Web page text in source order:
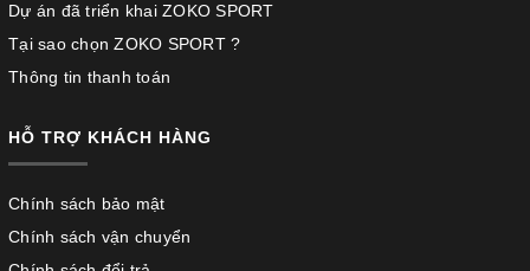
Dự án đã triển khai ZOKO SPORT
Tại sao chọn ZOKO SPORT ?
Thông tin thanh toán
HỖ TRỢ KHÁCH HÀNG
Chính sách bảo mật
Chính sách vận chuyển